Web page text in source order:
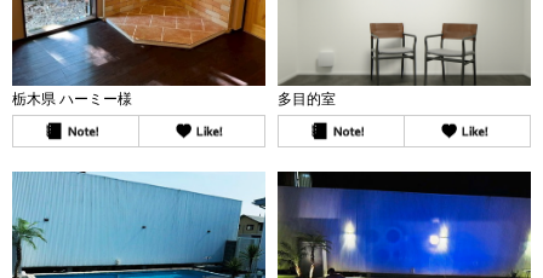
栃木県 ハーミー様 多目的室